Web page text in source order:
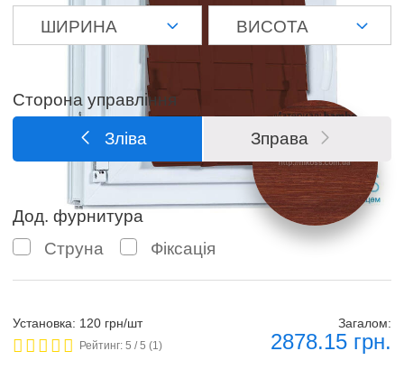
Сторона управління
Зліва Зправа
Дод. фурнитура
Струна
Фіксація
Установка: 120 грн/шт
Рейтинг:5 / 5 (1)
Загалом:
2878.15грн.